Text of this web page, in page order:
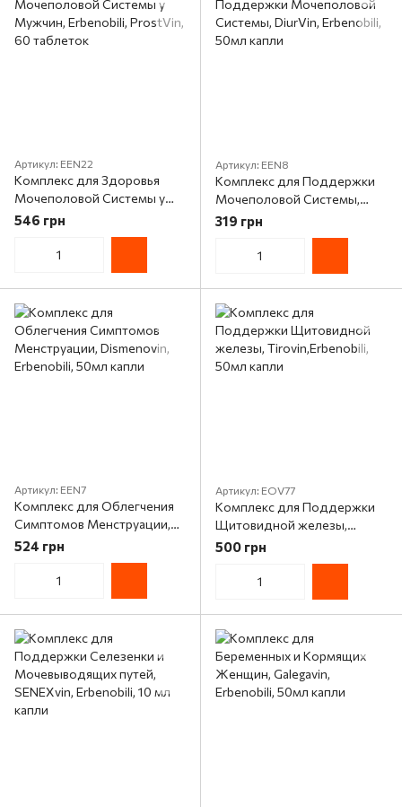
Артикул: EEN22
Комплекс для Здоровья
Мочеполовой Системы у
Мужчин, Erbenobili, ProstVin,
546 грн
Артикул: EEN8
Комплекс для Поддержки
Мочеполовой Системы,
DiurVin, Erbenobili, 50мл
319 грн
Артикул: EEN7
Комплекс для Облегчения
Симптомов Менструации,
Dismenovin, Erbenobili, 50мл
524 грн
Артикул: EOV77
Комплекс для Поддержки
Щитовидной железы,
Tirovin,Erbenobili, 50мл капли
500 грн